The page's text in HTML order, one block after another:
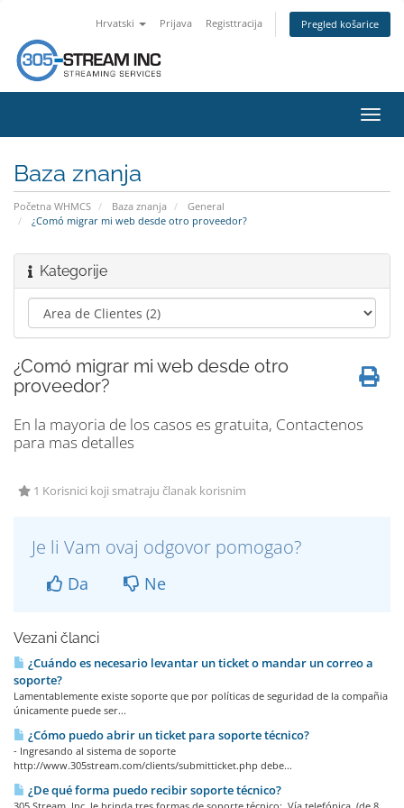
Hrvatski Prijava Registtracija Pregled košarice
Baza znanja
Početna WHMCS Baza znanja
General
¿Comó migrar mi web desde otro proveedor?
Kategorije
¿Comó migrar mi web desde otro
proveedor?
En la mayoria de los casos es gratuita, Contactenos
para mas detalles
1 Korisnici koji smatraju članak korisnim
Je li Vam ovaj odgovor pomogao?
Da Ne
Vezani članci
¿Cuándo es necesario levantar un ticket o mandar un correo a
soporte?
Lamentablemente existe soporte que por políticas de seguridad de la compañia
únicamente puede ser...
¿Cómo puedo abrir un ticket para soporte técnico?
- Ingresando al sistema de soporte
http://www.305stream.com/clients/submitticket.php debe...
¿De qué forma puedo recibir soporte técnico?